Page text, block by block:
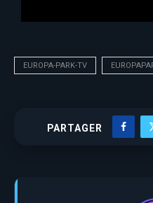
EUROPA-PARK-TV
PARTAGER